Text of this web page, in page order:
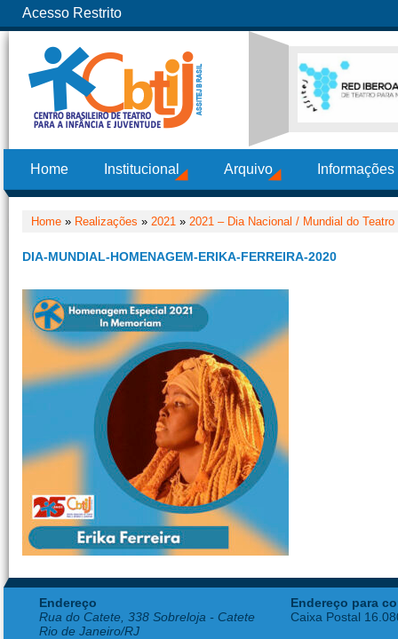
Acesso Restrito
Home Institucional Arquivo
Home » Realizações » 2021 » 2021 – Dia Nacional / Mundial do
DIA-MUNDIAL-HOMENAGEM-ERIKA-FERREIRA-2020
Endereço
Rua do Catete, 338 Sobreloja - Catete
Rio de Janeiro/RJ
Endereço para
Caixa Postal